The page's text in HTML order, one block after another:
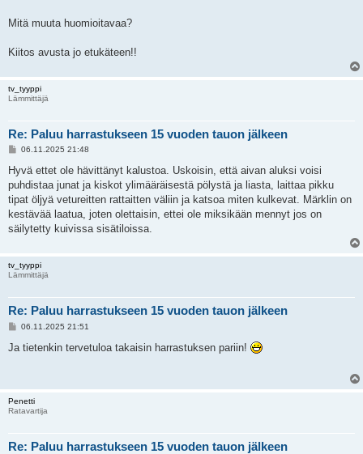
Mitä muuta huomioitavaa?
Kiitos avusta jo etukäteen!!
tv_tyyppi
Lämmittäjä
Re: Paluu harrastukseen 15 vuoden tauon jälkeen
V
e
s
t
i
06.11.2025 21:48
Hyvä ettet ole hävittänyt kalustoa. Uskoisin, että aivan aluksi voisi
puhdistaa junat ja kiskot ylimääräisestä pölystä ja liasta, laittaa pikku
tipat öljyä vetureitten rattaitten väliin ja katsoa miten kulkevat. Märklin on
kestävää laatua, joten olettaisin, ettei ole miksikään mennyt jos on
säilytetty kuivissa sisätiloissa.
tv_tyyppi
Lämmittäjä
Re: Paluu harrastukseen 15 vuoden tauon jälkeen
V
e
06.11.2025 21:51
Ja tietenkin tervetuloa takaisin harrastuksen pariin!
Penetti
Ratavartija
Re: Paluu harrastukseen 15 vuoden tauon jälkeen